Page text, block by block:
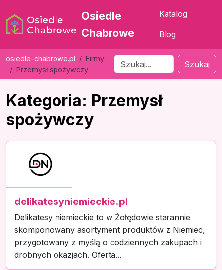
Osiedle
Chabrowe
Katalog
Blog
osiedle-chabrowe.pl
Firmy
Przemysł spożywczy
Szukaj
Kategoria: Przemysł
spożywczy
delikatesyniemieckie.pl
Delikatesy niemieckie to w Żołędowie starannie
skomponowany asortyment produktów z Niemiec,
przygotowany z myślą o codziennych zakupach i
drobnych okazjach. Oferta...